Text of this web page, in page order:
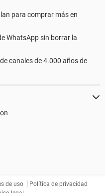
para comprar más en
WhatsApp sin borrar la
canales de 4.000 años de
de uso
Política de privacidad